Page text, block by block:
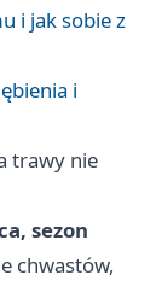
i jak sobie z
i
trawy nie
sezon
chwastów,